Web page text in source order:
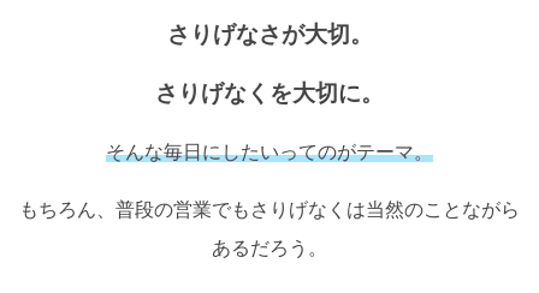
さりげなさが大切。
さりげなくを大切に。
そんな毎日にしたいってのがテーマ。
もちろん、普段の営業でもさりげなくは当然のことながら
あるだろう。